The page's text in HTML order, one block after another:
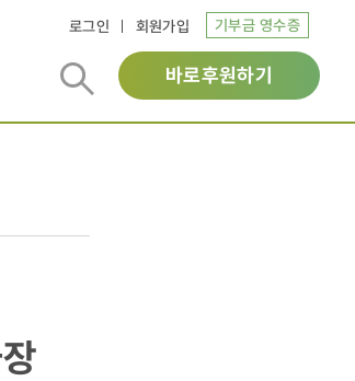
로그인 회원가입 기부금 영수증
바로후원하기